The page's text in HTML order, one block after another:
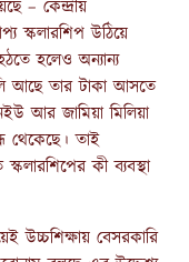
– কেন্দ্রীয়
স্কলারশিপ উঠিয়ে
হলেও অন্যান্য
আছে তার টাকা আসতে
আর জামিয়া মিলিয়া
থেকেছে। তাই
কী ব্যবস্থা
উচ্চশিক্ষায় বেসরকারি